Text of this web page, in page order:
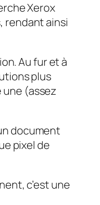
Xerox
rendant ainsi
Au fur et à
plus
une (assez
document
pixel de
c’est une